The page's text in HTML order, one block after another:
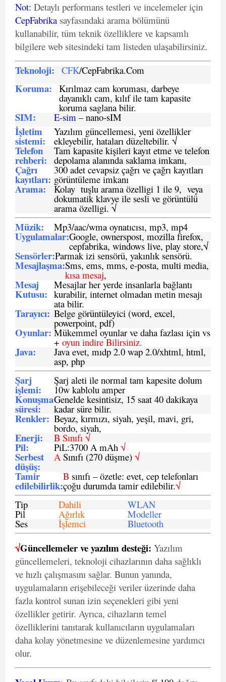
Not: Detaylı performans testleri ve incelemeler için
CepFabrika sayfasındaki arama bölümünü
kullanabilir, tüm teknik özelliklere ve kapsamlı
bilgilere web sitesindeki tam listeden ulaşabilirsiniz.
Teknoloji: CFK/CepFabrika.Com
Koruma: Kırılmaz cam koruması, darbeye
dayanıklı cam, kılıf ile tam kapasite
koruma saglana bilir.
SIM: E-sim – nano-sIM
İşletim
sistemi:
Yazılım güncellemesi, yeni özellikler
ekleyebilir, hataları düzeltebilir. √
Telefon
rehberi:
Tam kapasite kişileri kayıt etme ve telefon
depolama alanında saklama imkanı,
Çağrı
kayıtları:
300 adet cevapsiz çağrı ve çağrı kayıtları
görüntüleme imkanı
Arama: Kolay tuşlu arama özelligi 1 ile 9, veya
dokumatik klavye ile sesli ve görüntülü
arama özelligi. √
Müzik: Mp3/aac/wma oynatıcısı, mp3, mp4
Uygulamalar:Google, ownerspost, mozilla firefox,
cepfabrika, windows live, play store,√
Sensörler:Parmak izi sensörü, yakınlık sensörü.
Mesajlaşma:Sms, ems, mms, e-posta, multi media,
kısa mesaj,
Mesaj
Kutusu:
Mesajlar her yerde insanlarla bağlantı
kurabilir, internet olmadan metin mesajı
ata bilir.
Tarayıcı: Belge görüntüleyici (word, excel,
powerpoint, pdf)
Oyunlar: Mükemmel oyunlar ve daha fazlası için vs
+ oyun indire Bilirsiniz.
Java: Java evet, mıdp 2.0 wap 2.0/xhtml, html,
asp, php
Şarj
işlemi:
Şarj aleti ile normal tam kapesite dolum
10w kablolu amper
Konuşma
süresi:
Genelde kesintisiz, 15 saat 40 dakikaya
kadar süre bilir.
Renkler: Beyaz, kırmızı, siyah, yeşil, mavi, gri,
bordo, siyah,
Enerji: B Sınıfı √
Pil: PiL:3700 A mAh √
Serbest
düşüş:
ASınıfı (270 düşme) √
Tamir
edilebilirlik:
B sınıfı – özetle: evet, cep telefonları
çoğu durumda tamir edilebilir.√
Tip
Dahili WLAN
Pil Ağırlık Modeller
Ses İşlemci Bluetooth
√Güncellemeler ve yazılım desteği: Yazılım
güncellemeleri, teknoloji cihazlarının daha sağlıklı
ve hızlı çalışmasını sağlar. Bunun yanında,
uygulamaların erişebileceği veriler üzerinde daha
fazla kontrol sunan izin seçenekleri gibi yeni
özellikler getirir. Ayrıca, cihazların temel
özelliklerini tanıtarak kullanıcıların uygulamaları
daha kolay yönetmesine ve düzenlemesine yardımcı
olur.